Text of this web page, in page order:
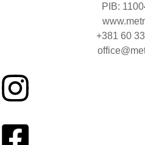
PIB:
+381 60